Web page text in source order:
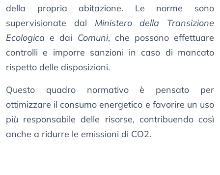
della propria abitazione. Le norme sono
supervisionate dal Ministero della Transizione
Ecologica e dai Comuni, che possono effettuare
controlli e imporre sanzioni in caso di mancato
rispetto delle disposizioni.
Questo quadro normativo è pensato per
ottimizzare il consumo energetico e favorire un uso
più responsabile delle risorse, contribuendo così
anche a ridurre le emissioni di CO2.